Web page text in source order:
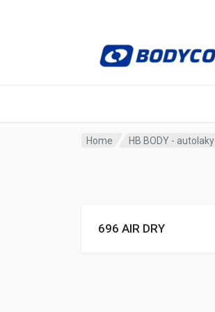
Home HB BODY - autolaky
696 AIR DRY